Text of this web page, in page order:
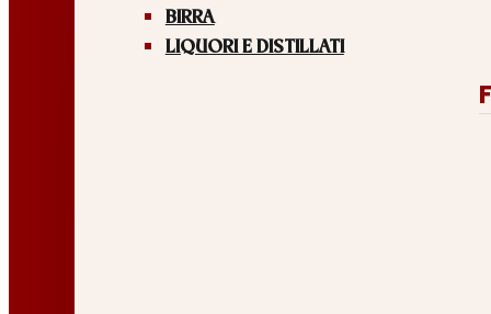
BIRRA
LIQUORI E DISTILLATI